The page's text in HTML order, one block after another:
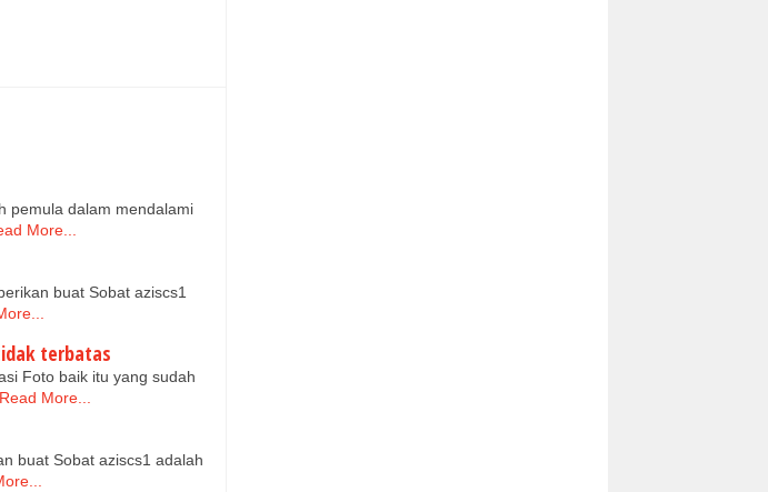
pemula dalam mendalami
More...
buat Sobat aziscs1
terbatas
Foto baik itu yang sudah
Read More...
buat Sobat aziscs1 adalah